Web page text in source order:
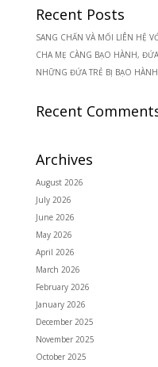
Recent Posts
SANG CHẤN VÀ MỐI LIÊN HỆ
CHA MẸ CÀNG BẠO HÀNH,
NHỮNG ĐỨA TRẺ BỊ BẠO
Recent
Archives
August 2026
July 2026
June 2026
May 2026
April 2026
March 2026
February 2026
January 2026
December 2025
November 2025
October 2025